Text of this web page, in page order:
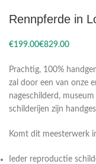
Rennpferde in
€ €
Prachtig, 100%
zal door een van onze
nageschilderd,
schilderijen zijn
Komt dit meesterwerk
Ieder reproductie